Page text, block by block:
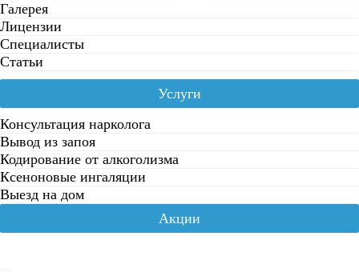
Галерея
Лицензии
Специалисты
Статьи
Услуги
Консультация нарколога
Вывод из запоя
Кодирование от алкоголизма
Ксеноновые ингаляции
Выезд на дом
Акции